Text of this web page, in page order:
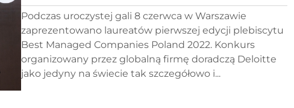
Podczas uroczystej gali 8 czerwca w Warszawie
zaprezentowano laureatów pierwszej edycji plebiscytu
Best Managed Companies Poland 2022. Konkurs
organizowany przez globalną firmę doradczą Deloitte
jako jedyny na świecie tak szczegółowo i...